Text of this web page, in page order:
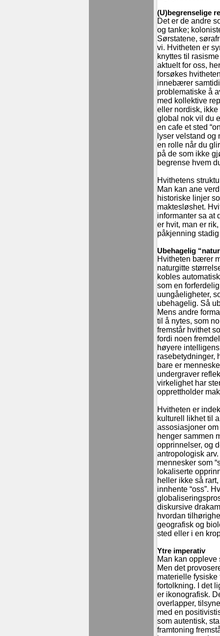
(U)begrenselige
Det er de andre
og tanke;
Sørstatene,
vi. Hvitheten er
knyttes til
aktuelt for oss,
forsøkes
innebærer
problematiske å
med kollektive
eller nordisk,
global nok vil du
en cafe et sted
lyser velstand
en rolle når du
på de som ikke
begrense hvem
Hvithetens
Man kan ane
historiske linjer
maktesløshet.
informanter sa at
er hvit, man er
påkjenning
Ubehagelig
Hvitheten bærer
naturgitte
kobles
som en
uungåeligheter,
ubehagelig. Så
Mens andre
til å nytes, som
fremstår hvithet
fordi noen
høyere
rasebetydninger,
bare er
undergraver
virkelighet har
opprettholder
Hvitheten er
kulturell likhet til
assosiasjoner
henger sammen
opprinnelser, og
antropologisk
mennesker som
lokaliserte
heller ikke så
innhente “oss”.
diskursive
hvordan
geografisk og
sted eller i en
Ytre imperativ
Man kan oppleve
Men det
materielle fysiske
fortolkning. I det
er ikonografisk.
overlapper,
med en
som autentisk,
framtoning